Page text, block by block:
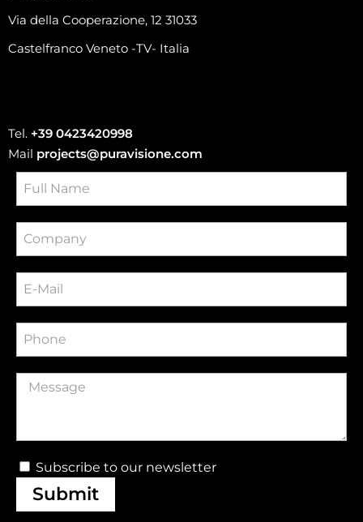
Via della Cooperazione, 12 31033
Castelfranco Veneto -TV- Italia
Tel. +39 0423420998
Mail projects@puravisione.com
Subscribe to our newsletter
Submit